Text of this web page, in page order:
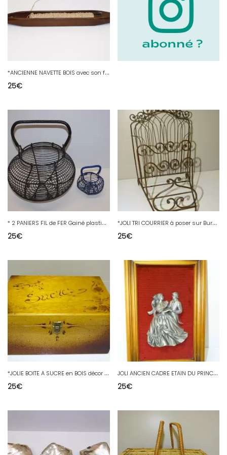
*
ANCIENNE NAVETTE BOIS avec son fil COMPLETE BELLE PATINE OUTIL ANCIEN déco D
25€
*
2 PANIERS FIL de FER Gainé plastique noir & bleu 1 GRAND & 1 Miniature déco D
25€
*
JOLI TRI COURRIER à poser sur Bureau FIL de FER Peint Marron BELLES VOLUTES D
25€
*
JOLIE BOITE A SUCRE en BOIS décor Pyrogravé & petites fleurs séchées collées D
25€
J
OLI ANCIEN CADRE ETAIN DU PRINCE COUPLE DE DANSEURS COLLECTION DECO XXe
25€